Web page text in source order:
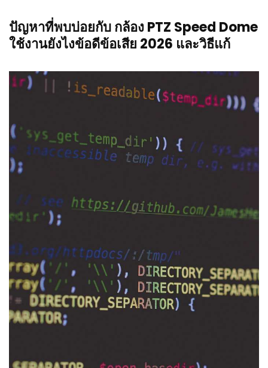
ปัญหาที่พบบ่อยกับ กล้อง PTZ Speed Dome
ใช้งานยังไงข้อดีข้อเสีย 2026 และวิธีแก้